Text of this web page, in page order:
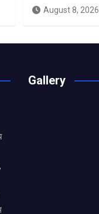
August 8, 2026
Gallery